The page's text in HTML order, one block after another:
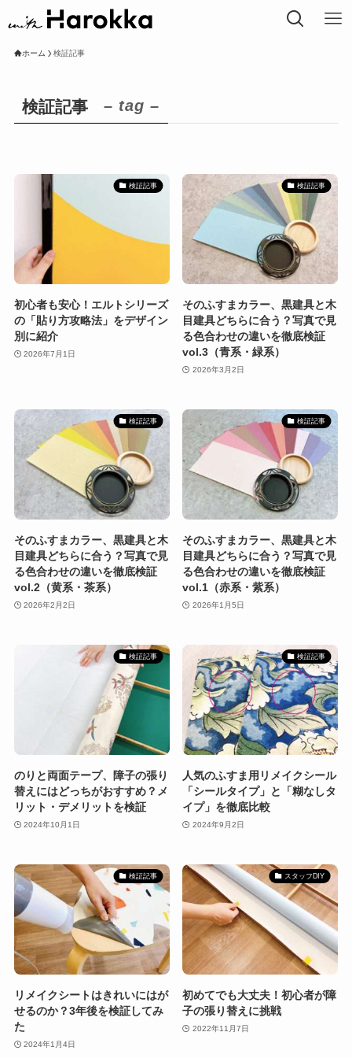
ホーム 検証記事
検証記事 – tag –
検証記事
初心者も安心！エルトシリーズ
の「貼り方攻略法」をデザイン
別に紹介
2026年7月1日
検証記事
そのふすまカラー、黒建具と木
目建具どちらに合う？写真で見
る色合わせの違いを徹底検証
vol.3（青系・緑系）
2026年3月2日
検証記事
そのふすまカラー、黒建具と木
目建具どちらに合う？写真で見
る色合わせの違いを徹底検証
vol.2（黄系・茶系）
2026年2月2日
検証記事
そのふすまカラー、黒建具と木
目建具どちらに合う？写真で見
る色合わせの違いを徹底検証
vol.1（赤系・紫系）
2026年1月5日
検証記事
のりと両面テープ、障子の張り
替えにはどっちがおすすめ？メ
リット・デメリットを検証
2024年10月1日
検証記事
人気のふすま用リメイクシール
「シールタイプ」と「糊なしタ
イプ」を徹底比較
2024年9月2日
検証記事
リメイクシートはきれいにはが
せるのか？3年後を検証してみ
た
2024年1月4日
スタッフDIY
初めてでも大丈夫！初心者が障
子の張り替えに挑戦
2022年11月7日